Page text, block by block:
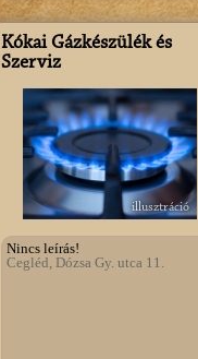
Kókai Gázkészülék és
Szerviz
illusztráció
Nincs leírás!
Cegléd, Dózsa Gy. utca 11.